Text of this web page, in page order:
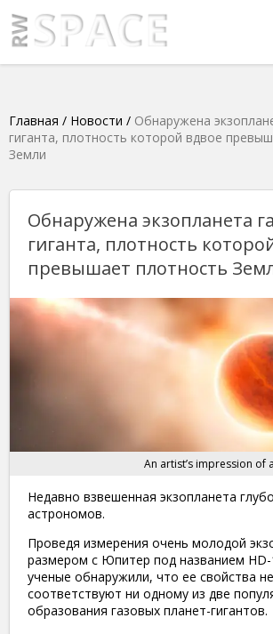
Главная / Новости / Обнаружена
гиганта, плотность которой вдвое
Земли
Обнаружена экзопланета
гиганта, плотность
превышает плотность
An artist’s impression of
Недавно взвешенная экзопланета
астрономов.
Проведя измерения очень молодой
размером с Юпитер под названием HD-
ученые обнаружили, что ее свойства не
соответствуют ни одному из две
образования газовых планет-гигантов.